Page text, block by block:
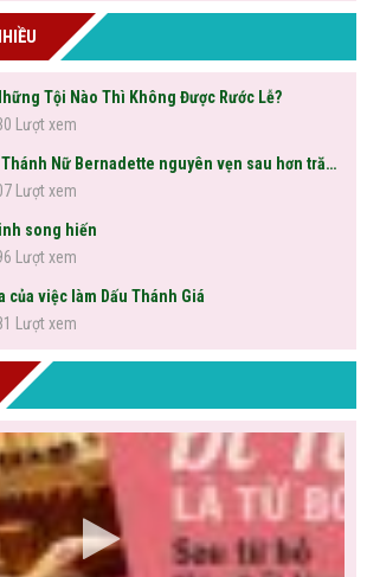
Tội Nào Thì Không Được Rước Lễ?
Lượt xem
Thi hài Thánh Nữ Bernadette nguyên vẹn sau hơn trăm năm
Lượt xem
song hiến
Lượt xem
của việc làm Dấu Thánh Giá
Lượt xem